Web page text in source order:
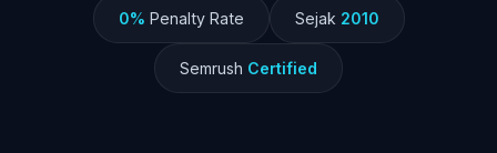
0% Penalty Rate Sejak 2010
Semrush Certified